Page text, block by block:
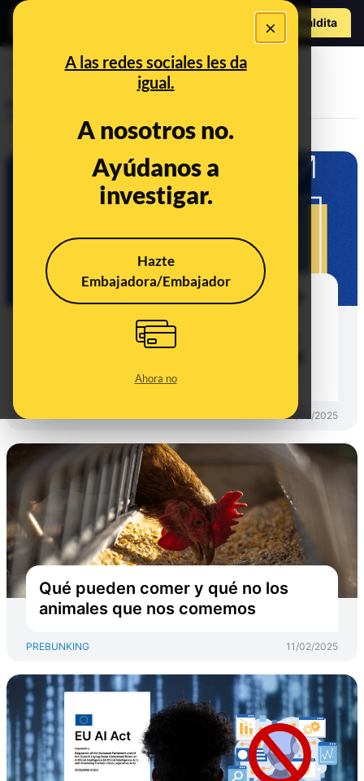
×
A las redes sociales les da
igual.
A nosotros no.
Ayúdanos a
investigar.
Hazte
Embajadora/Embajador
Ahora no
Hazte Maldito
Unión Europea
España y el dinero de las políticas
de cohesión europeas para el
periodo 2021-2027: a octubre de
dinero solicitado
PREBUNKING 14/02/2025
Qué pueden comer y qué no los
animales que nos comemos
PREBUNKING 11/02/2025